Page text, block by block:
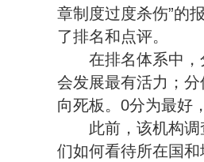
章制度过度杀伤”的
了排名和点评。
在排名体系中，
会发展最有活力；
向死板。0分为最好
此前，该机构调
们如何看待所在国